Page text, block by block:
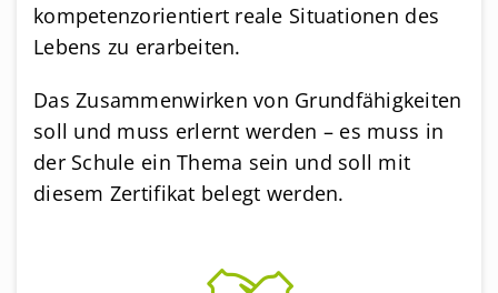
kompetenzorientiert reale Situationen des
Lebens zu erarbeiten.
Das Zusammenwirken von Grundfähigkeiten
soll und muss erlernt werden – es muss in
der Schule ein Thema sein und soll mit
diesem Zertifikat belegt werden.